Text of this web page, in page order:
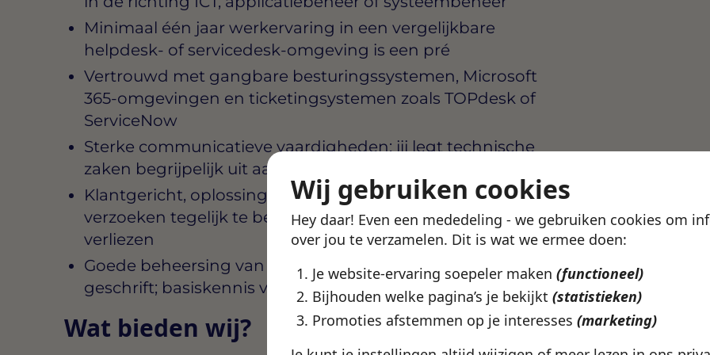
Wij gebruiken cookies
Hey daar! Even een mededeling - we gebruiken cookies om
over jou te verzamelen. Dit is wat we ermee doen:
Je website-ervaring soepeler maken (functioneel)
Bijhouden welke pagina’s je bekijkt (statistieken)
Promoties afstemmen op je interesses (marketing)
Minimaal één jaar werkervaring in een vergelijkbare
helpdesk- of servicedesk-omgeving is een pré
Vertrouwd met gangbare besturingssystemen, Microsoft
365-omgevingen en ticketingsystemen zoals TOPdesk of
ServiceNow
Sterke communicatieve vaardigheden: jij legt technische
zaken begrijpelijk uit aan niet-technische gebruikers
Klantgericht, oplossingsgericht en in staat om meerdere
verzoeken tegelijk te beheren zonder het overzicht te
verliezen
Goede beheersing van de Nederlandse taal in woord en
geschrift; basiskennis van het Engels is een voordeel
Wat bieden wij?